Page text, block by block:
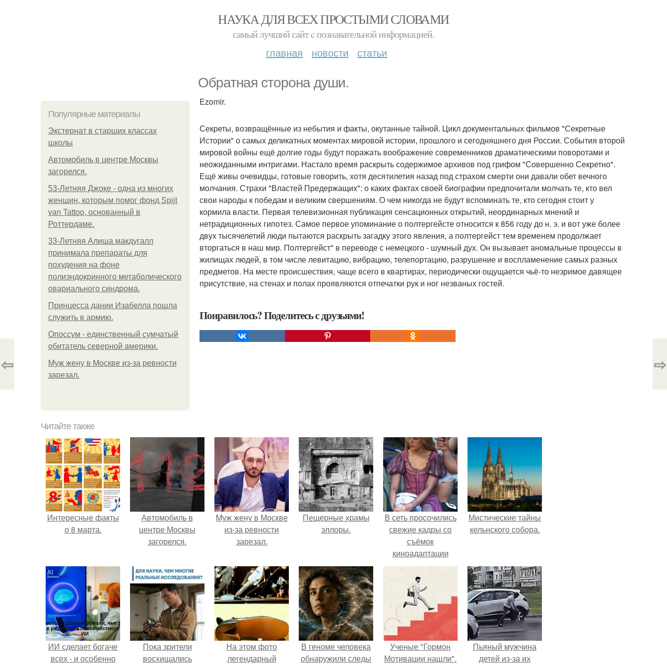
НАУКА ДЛЯ ВСЕХ ПРОСТЫМИ СЛОВАМИ
самый лучший сайт c познавательной информацией.
главная новости статьи
Обратная сторона души.
Популярные материалы
Экстернат в старших классах
школы
Автомобиль в центре Москвы
загорелся.
53-Летняя Джоке - одна из многих
женщин, которым помог фонд Spijt
van Tattoo, основанный в
Роттердаме.
33-Летняя Алиша макдугалл
принимала препараты для
похудения на фоне
полиэндокринного метаболического
овариального синдрома.
Принцесса дании Изабелла пошла
служить в армию.
Опоссум - единственный сумчатый
обитатель северной америки.
Mуж жену в Москве из-за ревности
зарезал.
Ezomir.
Секреты, возвращённые из небытия и факты, окутанные тайной. Цикл документальных фильмов "Секретные
Истории" о самых деликатных моментах мировой истории, прошлого и сегодняшнего дня России. События второй
мировой войны ещё долгие годы будут поражать воображение современников драматическими поворотами и
неожиданными интригами. Настало время раскрыть содержимое архивов под грифом "Совершенно Секретно".
Ещё живы очевидцы, готовые говорить, хотя десятилетия назад под страхом смерти они давали обет вечного
молчания. Страхи "Властей Предержащих": о каких фактах своей биографии предпочитали молчать те, кто вел
свои народы к победам и великим свершениям. О чем никогда не будут вспоминать те, кто сегодня стоит у
кормила власти. Первая телевизионная публикация сенсационных открытий, неординарных мнений и
нетрадиционных гипотез. Самое первое упоминание о полтергейсте относится к 856 году до н. э. и вот уже более
двух тысячелетий люди пытаются раскрыть загадку этого явления, а полтергейст тем временем продолжает
вторгаться в наш мир. Полтергейст" в переводе с немецкого - шумный дух. Он вызывает аномальные процессы в
жилищах людей, в том числе левитацию, вибрацию, телепортацию, разрушение и воспламенение самых разных
предметов. На месте происшествия, чаще всего в квартирах, периодически ощущается чьё-то незримое давящее
присутствие, на стенах и полах проявляются отпечатки рук и ног незваных гостей.
Понравилось? Поделитесь с друзьями!
⇦ ⇨
Читайте также
Интересные факты
о 8 марта.
Автомобиль в
центре Москвы
загорелся.
Mуж жену в Москве
из-за ревности
зарезал.
Пещерные храмы
эллоры.
В сеть просочились
свежие кадры со
съёмок
киноадаптации
"Рапунцель", и всё
внимание
моментально
оказалось
приковано к Тиган
крофт.
Мистические тайны
кельнского собора.
ИИ сделает богаче
всех - и особенно
Пока зрители
восхищались
На этом фото
легендарный
В геноме человека
обнаружили следы
Ученые "Гормон
Мотивации нашли".
Пьяный мужчина
детей из-за их